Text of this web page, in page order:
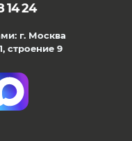
14 24
г. Москва
строение 9